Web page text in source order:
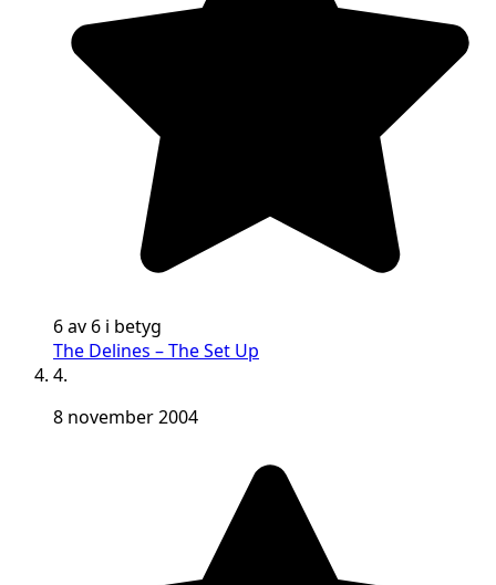
6 av 6 i betyg
The Delines – The Set Up
4.
8 november 2004